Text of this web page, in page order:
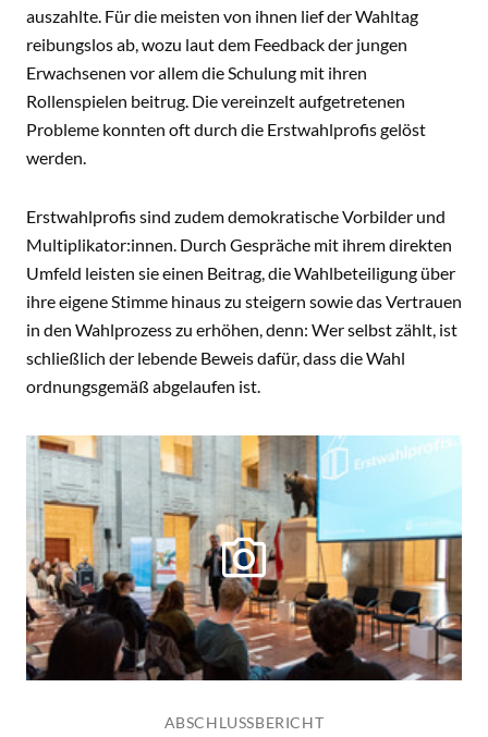
auszahlte. Für die meisten von ihnen lief der Wahltag
reibungslos ab, wozu laut dem Feedback der jungen
Erwachsenen vor allem die Schulung mit ihren
Rollenspielen beitrug. Die vereinzelt aufgetretenen
Probleme konnten oft durch die Erstwahlprofis gelöst
werden.
Erstwahlprofis sind zudem demokratische Vorbilder und
Multiplikator:innen. Durch Gespräche mit ihrem direkten
Umfeld leisten sie einen Beitrag, die Wahlbeteiligung über
ihre eigene Stimme hinaus zu steigern sowie das Vertrauen
in den Wahlprozess zu erhöhen, denn: Wer selbst zählt, ist
schließlich der lebende Beweis dafür, dass die Wahl
ordnungsgemäß abgelaufen ist.
ABSCHLUSSBERICHT